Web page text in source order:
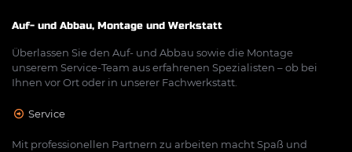
Auf- und Abbau, Montage und Werkstatt
Überlassen Sie den Auf- und Abbau sowie die Montage
unserem Service-Team aus erfahrenen Spezialisten – ob bei
Ihnen vor Ort oder in unserer Fachwerkstatt.
Service
Mit professionellen Partnern zu arbeiten macht Spaß und